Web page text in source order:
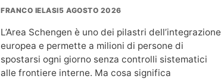
FRANCO IELASI5 AGOSTO 2026
L’Area Schengen è uno dei pilastri dell’integrazione
europea e permette a milioni di persone di
spostarsi ogni giorno senza controlli sistematici
alle frontiere interne. Ma cosa significa